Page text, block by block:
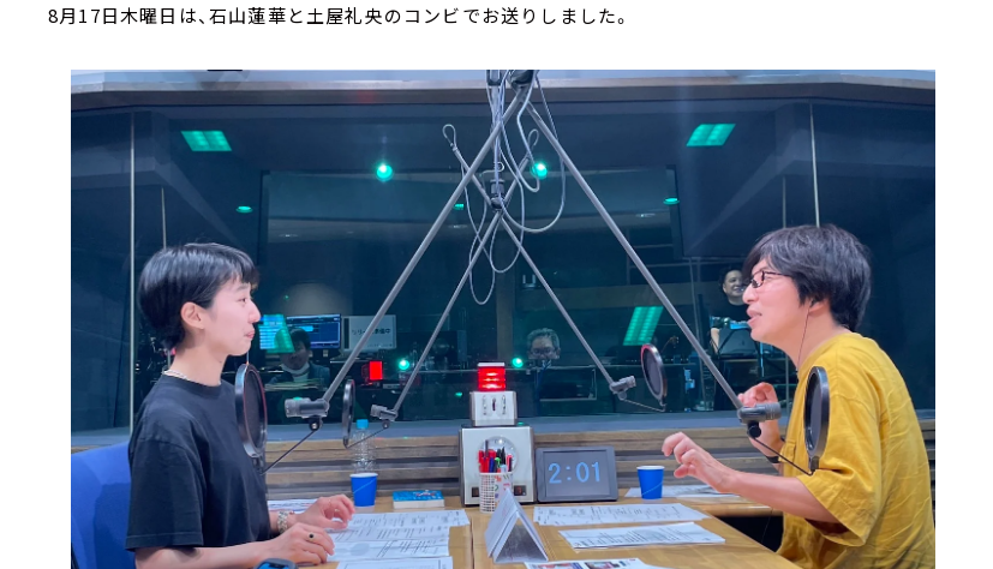
8月17日木曜日は、石山蓮華と土屋礼央のコンビでお送りしました。